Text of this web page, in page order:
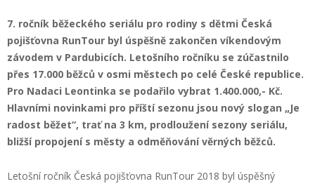
7. ročník běžeckého seriálu pro rodiny s dětmi Česká
pojišťovna RunTour byl úspěšně zakončen víkendovým
závodem v Pardubicích. Letošního ročníku se zúčastnilo
přes 17.000 běžců v osmi městech po celé České republice.
Pro Nadaci Leontinka se podařilo vybrat 1.400.000,- Kč.
Hlavními novinkami pro příští sezonu jsou nový slogan „Je
radost běžet“, trať na 3 km, prodloužení sezony seriálu,
bližší propojení s městy a odměňování věrných běžců.
Letošní ročník Česká pojišťovna RunTour 2018 byl úspěšný